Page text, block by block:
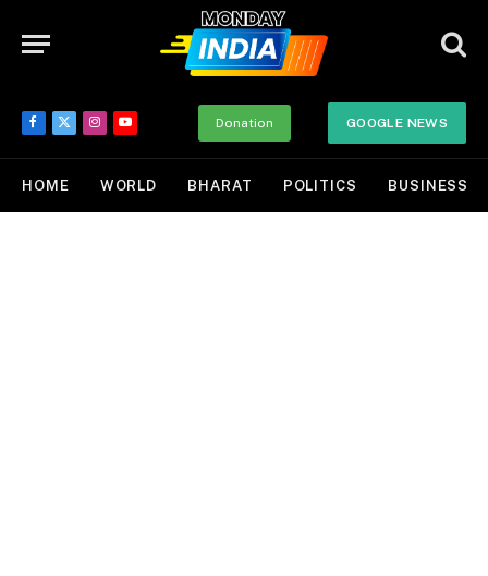
Facebook
X
(Twitter)
Instagram
YouTube
Donation GOOGLE NEWS
HOME WORLD BHARAT POLITICS BUSINESS